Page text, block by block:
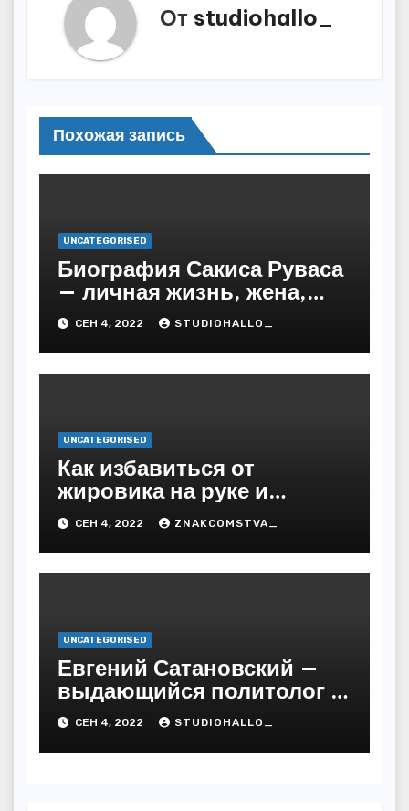
От studiohallo_
Похожая запись
UNCATEGORISED
Биография Сакиса Руваса
— личная жизнь, жена,
дети. Главные моменты в
жизни и карьере
греческого певца
СЕН 4, 2022 STUDIOHALLO_
UNCATEGORISED
Как избавиться от
жировика на руке и
предупредить
последствия
СЕН 4, 2022 ZNAKCOMSTVA_
UNCATEGORISED
Евгений Сатановский —
выдающийся политолог и
публицист с бесподобной
биографией и
многочисленными
СЕН 4, 2022 STUDIOHALLO_